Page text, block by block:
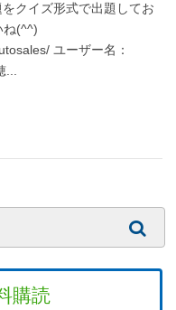
クイズ形式で出題してお
ね(^^)
ユーザー名：
購読